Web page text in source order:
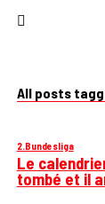
All posts
2.Bundesliga
Le
tombé et il